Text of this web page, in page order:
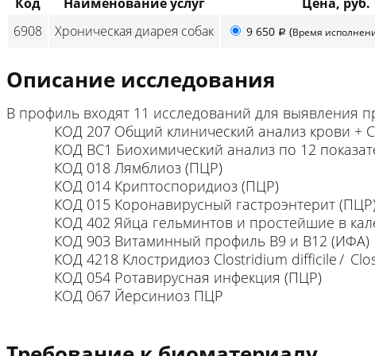
6908
Хроническая диарея собак 9 650 p (Время
Описание исследования
В профиль входят 11 исследований для выявления
КОД 207 Общий клинический анализ крови +
КОД ВС1 Биохимический анализ по 12
КОД 018 Лямблиоз (ПЦР)
КОД 014 Криптоспоридиоз (ПЦР)
КОД 015 Коронавирусный гастроэнтерит
КОД 402 Яйца гельминтов и простейшие в
КОД 903 Витаминный профиль B9 и B12 (ИФА)
КОД 4218 Клостридиоз Clostridium difficile /
КОД 054 Ротавирусная инфекция (ПЦР)
КОД 067 Йерсиниоз ПЦР